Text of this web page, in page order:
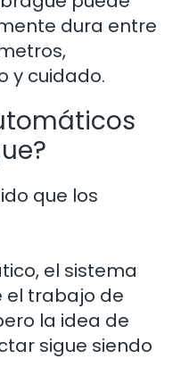
dura entre
y cuidado.
que los
el sistema
el trabajo de
la idea de
sigue siendo